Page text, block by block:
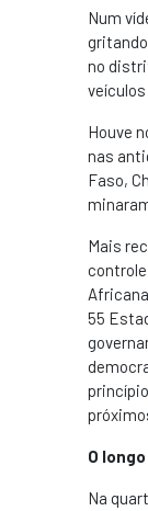
Num
gritando
no
Houve
nas
Faso,
Mais
controle
55
O
Na